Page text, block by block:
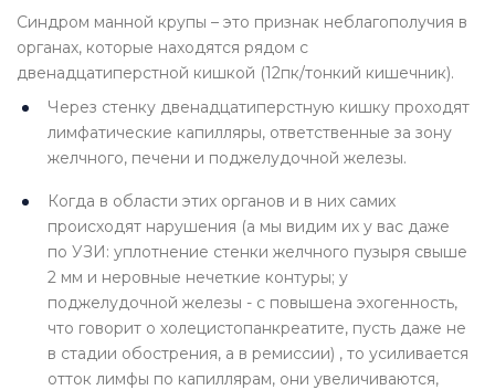
Синдром манной крупы – это признак неблагополучия в
органах, которые находятся рядом с
двенадцатиперстной кишкой (12пк/тонкий кишечник).
Через стенку двенадцатиперстную кишку проходят
лимфатические капилляры, ответственные за зону
желчного, печени и поджелудочной железы.
Когда в области этих органов и в них самих
происходят нарушения (а мы видим их у вас даже
по УЗИ: уплотнение стенки желчного пузыря свыше
2 мм и неровные нечеткие контуры; у
поджелудочной железы - с повышена эхогенность,
что говорит о холецистопанкреатите, пусть даже не
в стадии обострения, а в ремиссии) , то усиливается
отток лимфы по капиллярам, они увеличиваются,